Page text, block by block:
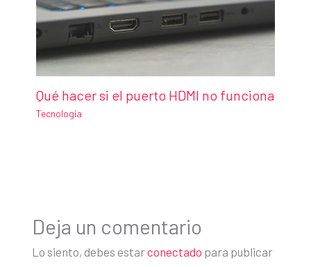
Qué hacer si el puerto HDMI no funciona
Tecnología
Deja un comentario
Lo siento, debes estarconectado para publicar